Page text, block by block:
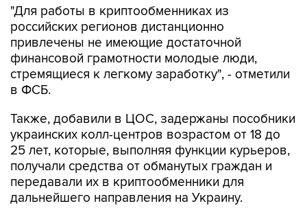
"Для работы в криптообменниках из
российских регионов дистанционно
привлечены не имеющие достаточной
финансовой грамотности молодые люди,
стремящиеся к легкому заработку", - отметили
в ФСБ.
Также, добавили в ЦОС, задержаны пособники
украинских колл-центров возрастом от 18 до
25 лет, которые, выполняя функции курьеров,
получали средства от обманутых граждан и
передавали их в криптообменники для
дальнейшего направления на Украину.